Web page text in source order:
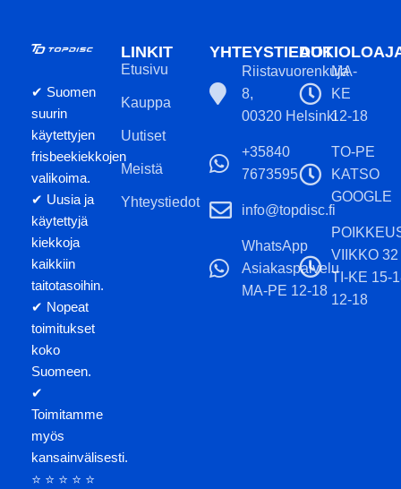
✔ Suomen
suurin
käytettyjen
frisbeekiekkojen
valikoima.
✔ Uusia ja
käytettyjä
kiekkoja
kaikkiin
taitotasoihin.
✔ Nopeat
toimitukset
koko
Suomeen.
✔
Toimitamme
myös
kansainvälisesti.
⭐ ⭐ ⭐ ⭐ ⭐
LINKIT
Etusivu
Kauppa
Uutiset
Meistä
Yhteystiedot
YHTEYSTIEDOT
Riistavuorenkuja
8,
00320 Helsinki
+35840
7673595
info@topdisc.fi
WhatsApp
Asiakaspalvelu
MA-PE 12-18
MA-
KE
12-18
TO-PE
KATSO
GOOGLE
VIIKKO 32
TI-KE 15-
12-18